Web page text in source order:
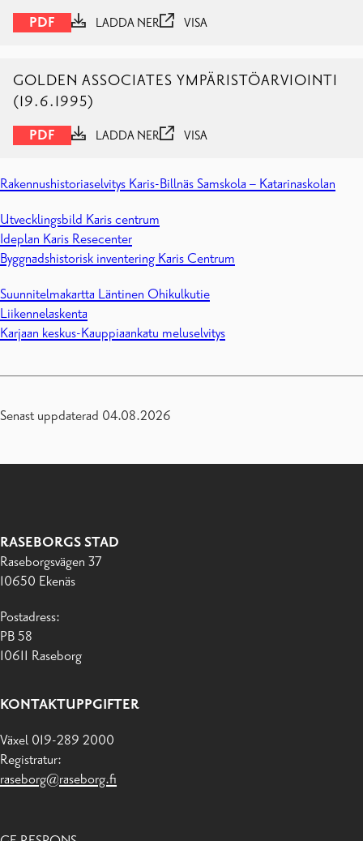
PDF LADDA NER VISA
GOLDEN ASSOCIATES YMPÄRISTÖARVIOINTI
(19.6.1995)
PDF LADDA NER VISA
Rakennushistoriaselvitys Karis-Billnäs Samskola – Katarinaskolan
Utvecklingsbild Karis centrum
Ideplan Karis Resecenter
Byggnadshistorisk inventering Karis Centrum
Suunnitelmakartta Läntinen Ohikulkutie
Liikennelaskenta
Karjaan keskus-Kauppiaankatu meluselvitys
Senast uppdaterad 04.08.2026
RASEBORGS STAD
Raseborgsvägen 37
10650 Ekenäs
Postadress:
PB 58
10611 Raseborg
KONTAKTUPPGIFTER
Växel 019-289 2000
Registratur:
raseborg@raseborg.fi